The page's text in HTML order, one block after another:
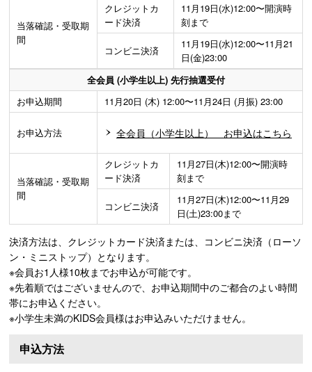
当落確認・受取期
間
クレジットカ
ード決済
11月19日(水)12:00〜開演時
刻まで
コンビニ決済
11月19日(水)12:00〜11月21
日(金)23:00
全会員 (小学生以上) 先行抽選受付
お申込期間
11月20日 (木) 12:00〜11月24日 (月振) 23:00
お申込方法 全会員（小学生以上） お申込はこちら
当落確認・受取期
間
クレジットカ
ード決済
11月27日(木)12:00〜開演時
刻まで
コンビニ決済
11月27日(木)12:00〜11月29
日(土)23:00まで
決済方法は、クレジットカード決済または、コンビニ決済（ローソ
ン・ミニストップ）となります。
※会員お1人様10枚までお申込が可能です。
※先着順ではございませんので、お申込期間中のご都合のよい時間
帯にお申込ください。
※小学生未満のKIDS会員様はお申込みいただけません。
申込方法